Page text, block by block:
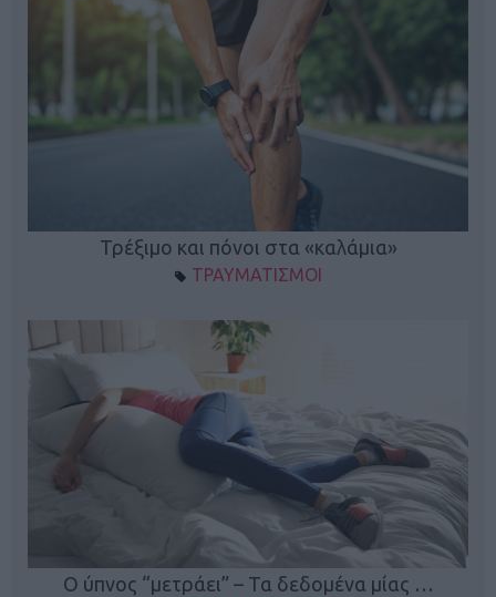
Τρέξιμο και πόνοι στα «καλάμια»
ΤΡΑΥΜΑΤΙΣΜΟΙ
Ο ύπνος “μετράει” – Τα δεδομένα μίας …